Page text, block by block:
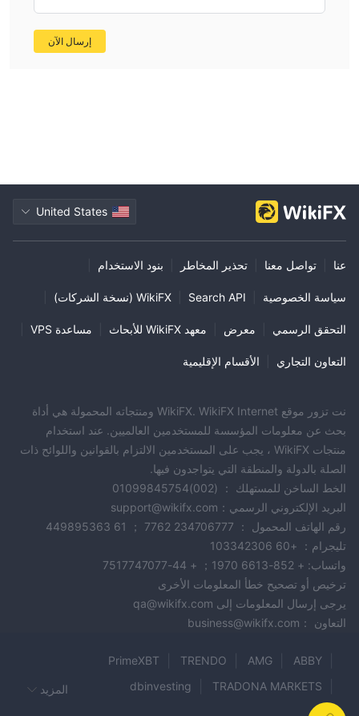
إرسال الآن
United States
عنا تواصل معنا تحذير المخاطر بنود الاستخدام
سياسة الخصوصية Search API WikiFX (نسخة الشركات)
التحقق الرسمي معرض معهد WikiFX للأبحاث مساعدة VPS
التعاون التجاري الأقسام الإقليمية
نت تزور موقع WikiFX. WikiFX Internet ومنتجاته المحمولة هي أداة
بحث عن معلومات المؤسسة للمستخدمين العالميين. عند استخدام
منتجات WikiFX ، يجب على المستخدمين الالتزام بالقوانين واللوائح ذات
الصلة بالدولة والمنطقة التي يتواجدون فيها.
الخط الساخن للمستهلك ： (002)01099845754
البريد الإلكتروني الرسمي：support@wikifx.com
رقم الهاتف المحمول ： 234706777 7762 ； 61 449895363
تليجرام： +60 103342306
واتساب: + 852-6613 1970； + 44-7517747077
ترخيص أو تصحيح خطأ المعلومات الأخرى
يرجى إرسال المعلومات إلى qa@wikifx.com
التعاون ：business@wikifx.com
ABBY
AMG
TRENDO
PrimeXBT
TRADONA MARKETS
dbinvesting
KASPER CAPITAL MARKETS
المزيد